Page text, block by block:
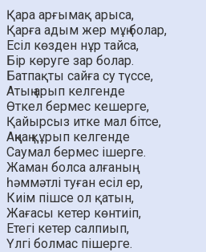
Қара арғымақ арыса,
Қарға адым жер мұң болар,
Есіл көзден нұр тайса,
Бір көруге зар болар.
Батпақты сайға су түссе,
Атың арып келгенде
Өткел бермес кешерге,
Қайырсыз итке мал бітсе,
Аңқаң құрып келгенде
Саумал бермес ішерге.
Жаман болса алғаның.
һәммәтлі туған есіл ер,
Киім пішсе ол қатын,
Жағасы кетер көнтиіп,
Етегі кетер салпиып,
Үлгі болмас пішерге.